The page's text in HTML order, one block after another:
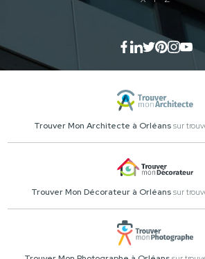
Trouver Mon Architecte à Orléanssur
Trouver Mon Décorateur à Orléanssur